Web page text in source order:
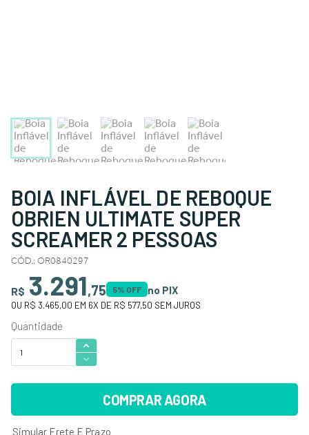
BOIA INFLÁVEL DE REBOQUE
OBRIEN ULTIMATE SUPER
SCREAMER 2 PESSOAS
CÓD.: OR0840297
R$ 3.291,75 5% OFF no PIX
OU R$ 3.465,00 EM 6X DE R$ 577,50 SEM JUROS
COMPRAR AGORA